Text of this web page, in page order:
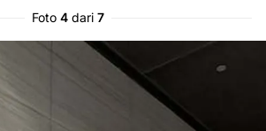
Foto 4 dari 7